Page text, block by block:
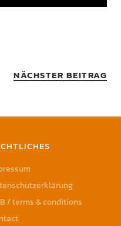
NÄCHSTER BEITRAG
/ terms & conditions